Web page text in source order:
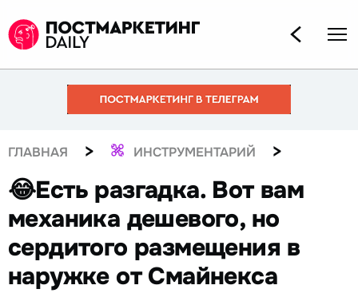
ГЛАВНАЯ > ИНСТРУМЕНТАРИЙ >
😂Есть разгадка. Вот вам
механика дешевого, но
сердитого размещения в
наружке от Смайнекса